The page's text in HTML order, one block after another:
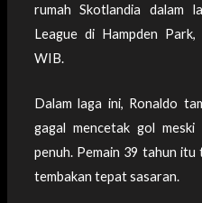
rumah Skotlandia dalam
League di Hampden
WIB.
Dalam laga ini, Ronaldo
gagal mencetak gol meski
penuh. Pemain 39 tahun
tembakan tepat sasaran.